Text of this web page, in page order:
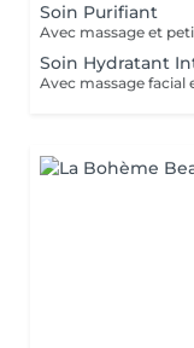
Soin Purifiant
Avec massage et
Soin Hydratant
Avec massage facial